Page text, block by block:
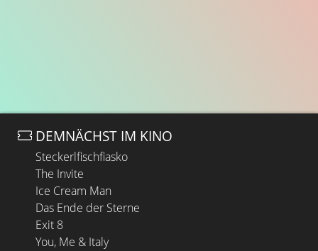
DEMNÄCHST IM KINO
Steckerlfischfiasko
The Invite
Ice Cream Man
Das Ende der Sterne
Exit 8
You, Me & Italy